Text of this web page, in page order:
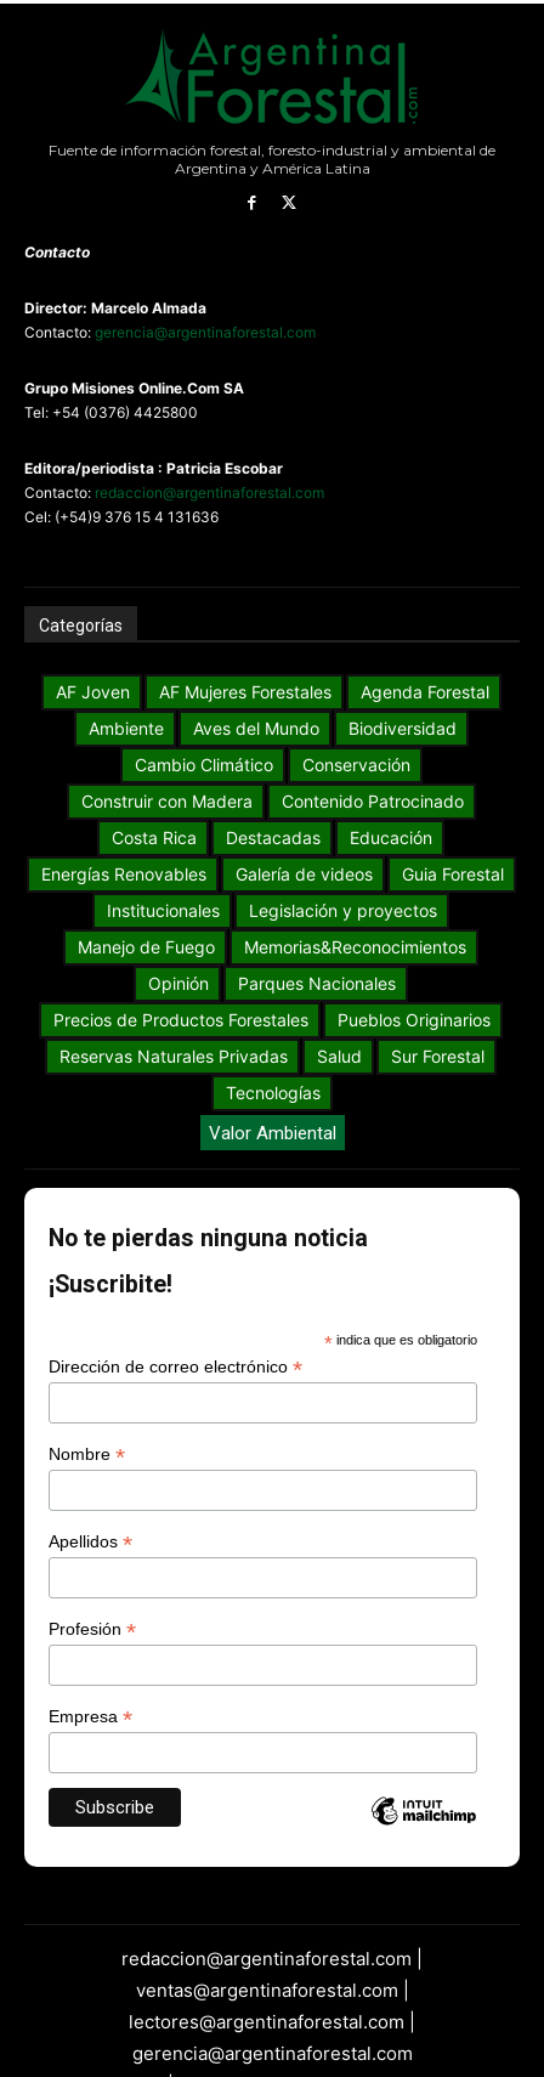
Fuente de información forestal, foresto-industrial y ambiental de
Argentina y América Latina
Contacto
Director: Marcelo Almada
Contacto: gerencia@argentinaforestal.com
Grupo Misiones Online.Com SA
Tel: +54 (0376) 4425800
Editora/periodista : Patricia Escobar
Contacto: redaccion@argentinaforestal.com
Cel: (+54)9 376 15 4 131636
Categorías
AF Joven AF Mujeres Forestales
Agenda Forestal
Ambiente
Aves del Mundo
Biodiversidad
Cambio Climático
Conservación
Construir con Madera
Contenido Patrocinado
Costa Rica
Destacadas
Educación
Energías Renovables
Galería de videos
Guia Forestal
Institucionales
Legislación y proyectos
Manejo de Fuego
Memorias&Reconocimientos
Opinión
Parques Nacionales
Precios de Productos Forestales
Pueblos Originarios
Reservas Naturales Privadas
Salud
Sur Forestal
Tecnologías
Valor Ambiental
No te pierdas ninguna noticia
¡Suscribite!
* indica que es obligatorio
Dirección de correo electrónico *
Nombre *
Apellidos *
Profesión *
Empresa *
redaccion@argentinaforestal.com |
ventas@argentinaforestal.com |
lectores@argentinaforestal.com |
gerencia@argentinaforestal.com